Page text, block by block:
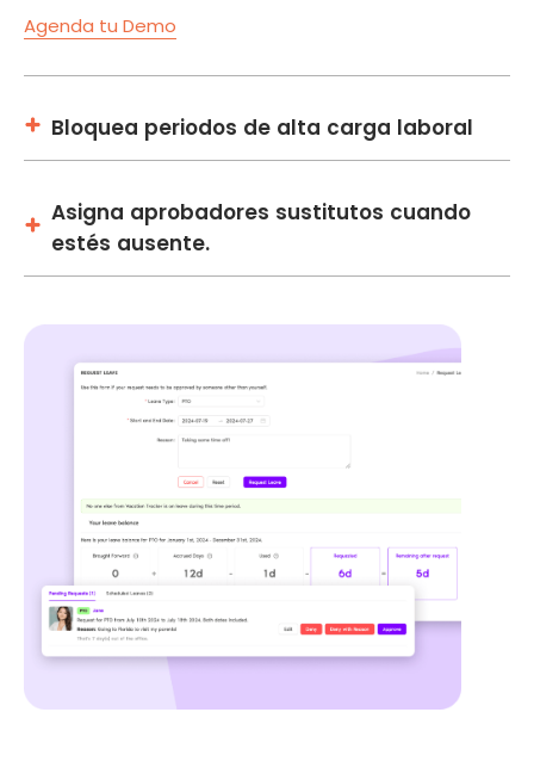
Agenda tu Demo
Bloquea periodos de alta carga laboral
Asigna aprobadores sustitutos cuando
estés ausente.